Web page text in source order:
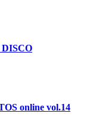
DISCO
online vol.14